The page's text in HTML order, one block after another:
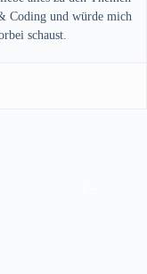
Coding und würde mich
schaust.